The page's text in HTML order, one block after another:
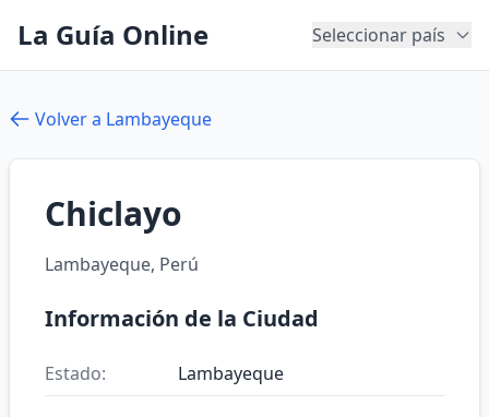
La Guía Online Seleccionar país
Volver a Lambayeque
Chiclayo
Lambayeque, Perú
Información de la Ciudad
Estado: Lambayeque